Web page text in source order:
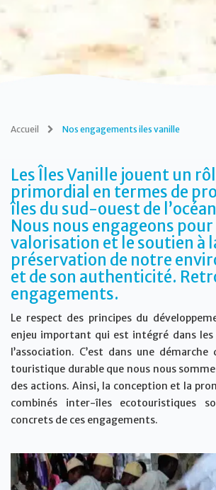
Accueil Nos engagements iles vanille
Les Îles Vanille jouent un
primordial en termes de
îles du sud-ouest de
Nous nous engageons pour
valorisation et le soutien à
préservation de notre
et de son authenticité.
engagements.
Le respect des principes du
enjeu important qui est intégré dans les
l’association. C’est dans une démarche
touristique durable que nous nous
des actions. Ainsi, la conception et la
combinés inter-îles ecotouristiques
concrets de ces engagements.